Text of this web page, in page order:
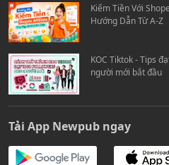
Kiếm Tiền Với
Hướng Dẫn Từ A-Z
KOC Tiktok - Tips
người mới bắt đầu
Tải App Newpub ngay